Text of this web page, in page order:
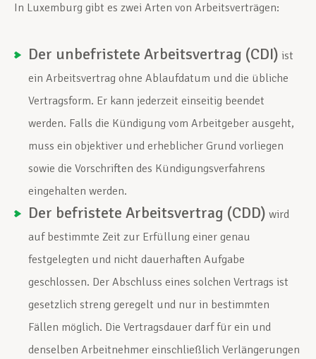
In Luxemburg gibt es zwei Arten von Arbeitsverträgen:
Der unbefristete Arbeitsvertrag (CDI) ist
ein Arbeitsvertrag ohne Ablaufdatum und die übliche
Vertragsform. Er kann jederzeit einseitig beendet
werden. Falls die Kündigung vom Arbeitgeber ausgeht,
muss ein objektiver und erheblicher Grund vorliegen
sowie die Vorschriften des Kündigungsverfahrens
eingehalten werden.
Der befristete Arbeitsvertrag (CDD) wird
auf bestimmte Zeit zur Erfüllung einer genau
festgelegten und nicht dauerhaften Aufgabe
geschlossen. Der Abschluss eines solchen Vertrags ist
gesetzlich streng geregelt und nur in bestimmten
Fällen möglich. Die Vertragsdauer darf für ein und
denselben Arbeitnehmer einschließlich Verlängerungen